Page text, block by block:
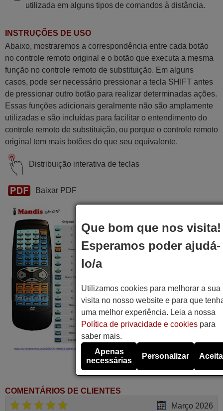
utilizada em alguns tipos de comandos à distância.
INSTRUÇÕES DE USO
Abaixo, mostraremos a correspondência entre cada botão
no controle remoto original e o botão que executa a mesma
função no controle remoto de substituição. Em alguns
casos, pode ser necessário pressionar a tecla SHIFT antes
de pressionar outro botão para realizar determinadas ações.
Essas funções adicionais geralmente não são amplamente
utilizadas e são incluídas para facilitar o entendimento do
controle remoto de substituição, ou porque o controle remoto
original tem mais botões do que seu equivalente.
Distribuição interativa de teclas
Baixar PDF
COMENTÁRIOS DE CLIENTES
Março 2026
Que bom que nos visita!
Esperamos poder ajudá-
lo/a
Utilizamos cookies para melhorar a sua
visita no nosso website e para que
uma melhor experiência. Leia a nossa
Política de privacidade e cookiespara
saber mais.
Apenas
necessárias
Personalizar